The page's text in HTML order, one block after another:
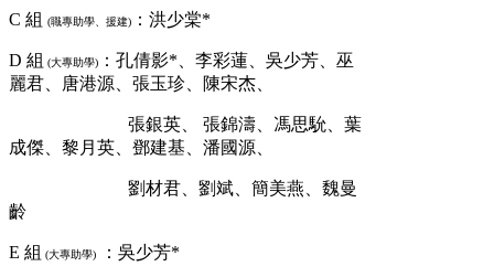
C 組 (職專助學、援建) ：洪少棠*
D 組 (大專助學)
：孔倩影*、李彩蓮、吳少芳、巫
麗君、唐港源、張玉珍、陳宋杰、
張銀英、 張錦濤、馮思馻、葉
成傑、黎月英、鄧建基、潘國源、
劉材君、劉斌、簡美燕、魏曼
齡
E 組 (大專助學) ：吳少芳*